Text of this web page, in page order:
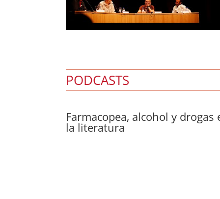
PODCASTS
Farmacopea, alcohol y drogas
la literatura